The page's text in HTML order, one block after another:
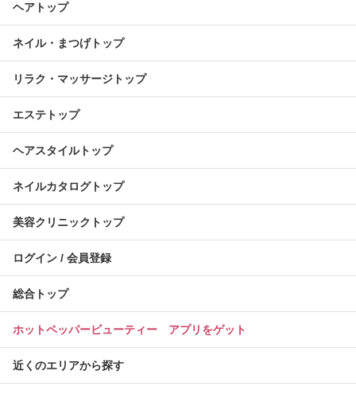
ヘアトップ
ネイル・まつげトップ
リラク・マッサージトップ
エステトップ
ヘアスタイルトップ
ネイルカタログトップ
美容クリニックトップ
ログイン / 会員登録
総合トップ
ホットペッパービューティー アプリをゲット
近くのエリアから探す